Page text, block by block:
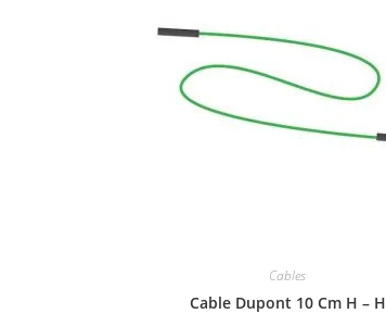
Cables
Cable Dupont 10 Cm H – H